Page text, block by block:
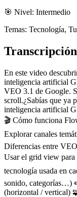
🎯 Nivel: Intermedio
Temas: Tecnología,
En este video
inteligencia artificial
VEO 3.1 de Google.
scroll.¿Sabías que ya
inteligencia artificial
🎬 Cómo funciona
Explorar canales
Diferencias entre
Usar el grid view
tecnología usada en
sonido, categorías…)
(horizontal / vertical)